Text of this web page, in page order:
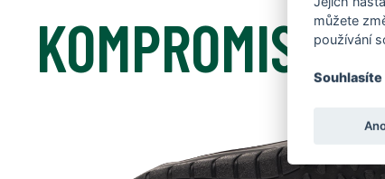
KOMPROMISŮmůžete
používání